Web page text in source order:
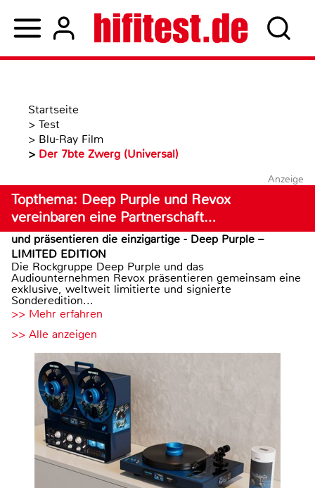
Startseite
> Test
> Blu-Ray Film
> Der 7bte Zwerg (Universal)
Anzeige
Topthema: Deep Purple und Revox
vereinbaren eine Partnerschaft…
und präsentieren die einzigartige - Deep Purple –
LIMITED EDITION
Die Rockgruppe Deep Purple und das
Audiounternehmen Revox präsentieren gemeinsam eine
exklusive, weltweit limitierte und signierte
Sonderedition...
>> Mehr erfahren
>> Alle anzeigen